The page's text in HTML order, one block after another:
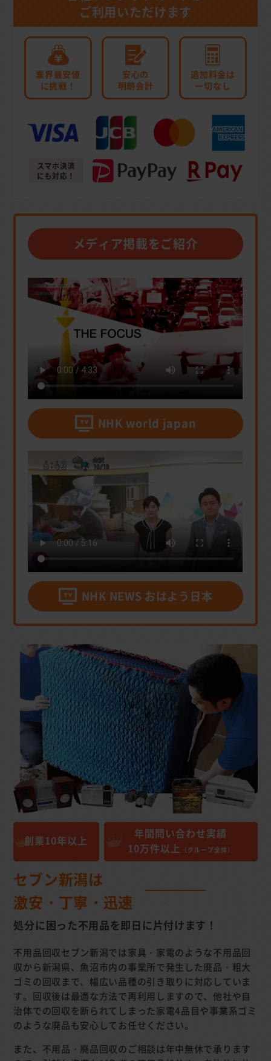
ご利用いただけます
業界最安値
に挑戦！
安心の
明朗会計
追加料金は
一切なし
メディア掲載をご紹介
NHK world japan
NHK NEWS おはよう日本
創業10年以上
年間問い合わせ実績
10万件以上 （グループ全体）
セブン新潟は
激安・丁寧・迅速
処分に困った不用品を即日に片付けます！
不用品回収セブン新潟では家具・家電のような不用品回
収から新潟県、魚沼市内の事業所で発生した廃品・粗大
ゴミの回収まで、幅広い品種の引き取りに対応していま
す。回収後は最適な方法で再利用しますので、他社や自
治体での回収を断られてしまった家電4品目や事業系ゴミ
のような廃品も安心してお任せください。
また、不用品・廃品回収のご相談は年中無休で承ります